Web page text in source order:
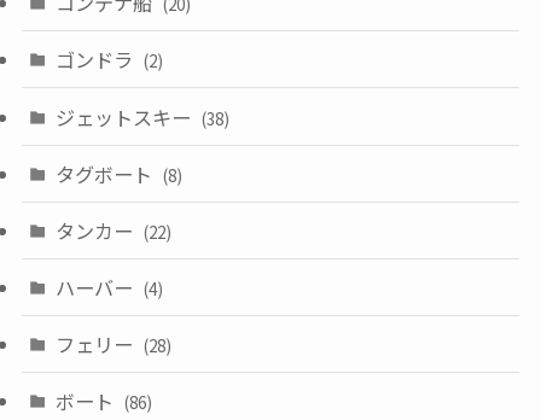
ゴンドラ (2)
ジェットスキー (38)
タグボート (8)
タンカー (22)
ハーバー (4)
フェリー (28)
ボート (86)